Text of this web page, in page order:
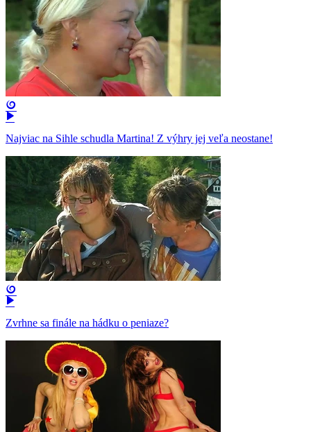
Najviac na Sihle schudla Martina! Z výhry jej veľa neostane!
Zvrhne sa finále na hádku o peniaze?